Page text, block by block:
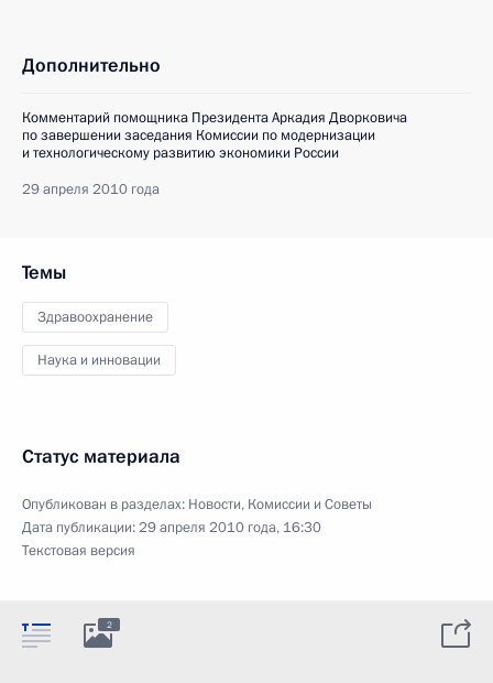
Дополнительно
Комментарий помощника Президента Аркадия Дворковича
по завершении заседания Комиссии по модернизации
и технологическому развитию экономики России
29 апреля 2010 года
Темы
Здравоохранение
Наука и инновации
Статус материала
Опубликован в разделах: Новости, Комиссии и Советы
Дата публикации:29 апреля 2010 года, 16:30
Текстовая версия
2